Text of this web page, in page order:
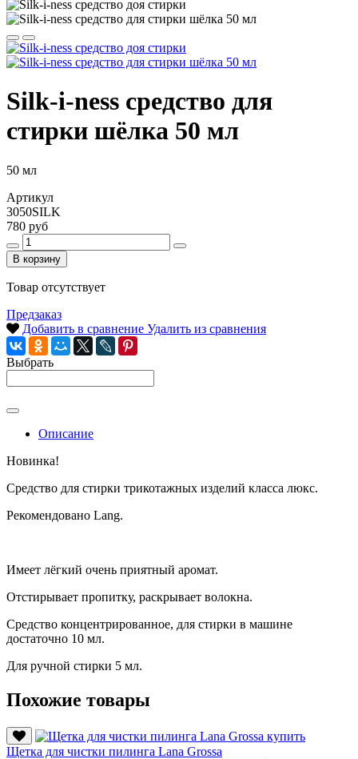
Silk-i-ness средство для
стирки шёлка 50 мл
50 мл
Артикул
3050SILK
780 руб
В корзину
Товар отсутствует
Предзаказ
Добавить в сравнение Удалить из сравнения
Выбрать
Описание
Новинка!
Средство для стирки трикотажных изделий класса люкс.
Рекомендовано Lang.
Имеет лёгкий очень приятный аромат.
Отстирывает пропитку, раскрывает волокна.
Средство концентрированное, для стирки в машине
достаточно 10 мл.
Для ручной стирки 5 мл.
Похожие товары
Щетка для чистки пилинга Lana Grossa